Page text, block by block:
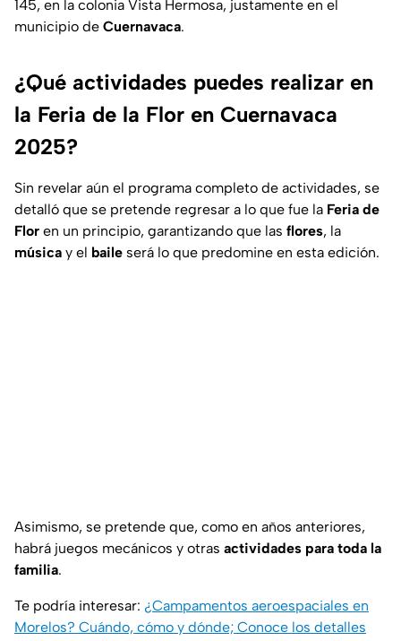
145, en la colonia Vista Hermosa, justamente en el
municipio de Cuernavaca.
¿Qué actividades puedes realizar en
la Feria de la Flor en Cuernavaca
2025?
Sin revelar aún el programa completo de actividades, se
detalló que se pretende regresar a lo que fue la Feria de
Flor en un principio, garantizando que las flores, la
música y el baile será lo que predomine en esta edición.
Asimismo, se pretende que, como en años anteriores,
habrá juegos mecánicos y otras actividades para toda la
familia.
Te podría interesar: ¿Campamentos aeroespaciales en
Morelos? Cuándo, cómo y dónde; Conoce los detalles